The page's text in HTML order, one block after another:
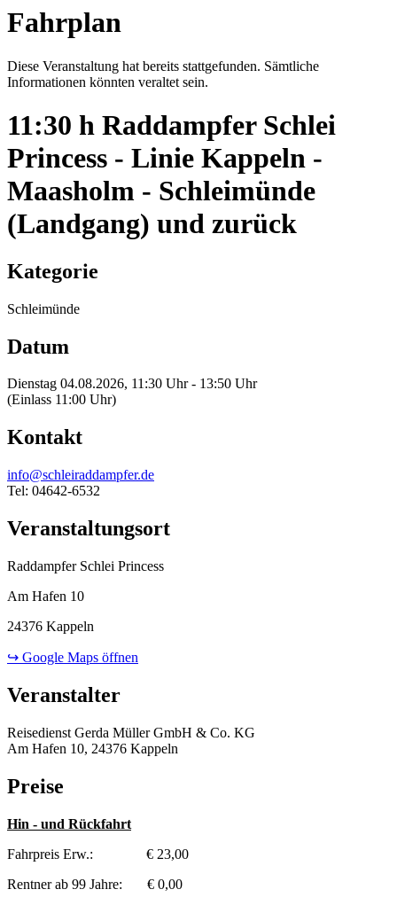
Fahrplan
Diese Veranstaltung hat bereits stattgefunden. Sämtliche
Informationen könnten veraltet sein.
11:30 h Raddampfer Schlei
Princess - Linie Kappeln -
Maasholm - Schleimünde
(Landgang) und zurück
Kategorie
Schleimünde
Datum
Dienstag 04.08.2026, 11:30 Uhr - 13:50 Uhr
(Einlass 11:00 Uhr)
Kontakt
info@schleiraddampfer.de
Tel: 04642-6532
Veranstaltungsort
Raddampfer Schlei Princess
Am Hafen 10
24376 Kappeln
↪ Google Maps öffnen
Veranstalter
Reisedienst Gerda Müller GmbH & Co. KG
Am Hafen 10, 24376 Kappeln
Preise
Hin - und Rückfahrt
Fahrpreis Erw.: € 23,00
Rentner ab 99 Jahre: € 0,00